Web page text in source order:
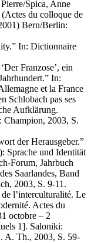
Spica, Anne
du colloque de
Bern/Berlin:
In: Dictionnaire
Franzose’, ein
In:
et la France
Schlobach pas ses
Aufklärung.
Champion, 2003, S.
der Herausgeber.”
Sprache und Identität
Forum, Jahrbuch
Saarlandes, Band
2003, S. 9-11.
l’interculturalité. Le
Actes du
octobre – 2
1]. Saloniki:
A. Th., 2003, S. 59-